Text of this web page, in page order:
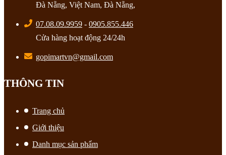
Đà Nẵng, Việt Nam, Đà Nẵng,
07.08.09.9959 - 0905.855.446
Cửa hàng hoạt động 24/24h
gopimartvn@gmail.com
THÔNG TIN
Trang chủ
Giới thiệu
Danh mục sản phẩm